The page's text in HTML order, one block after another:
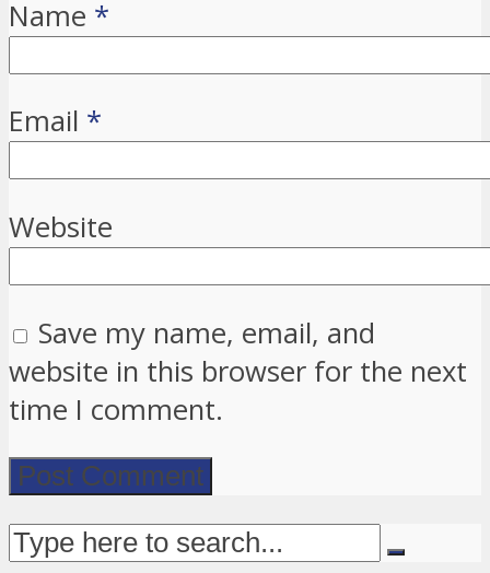
Name *
Email *
Website
Save my name, email, and
website in this browser for the next
time I comment.